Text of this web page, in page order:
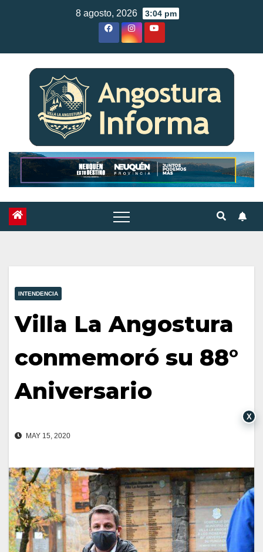
8 agosto, 2026 3:04 pm
INTENDENCIA
Villa La Angostura
conmemoró su 88°
Aniversario
MAY 15, 2020
X